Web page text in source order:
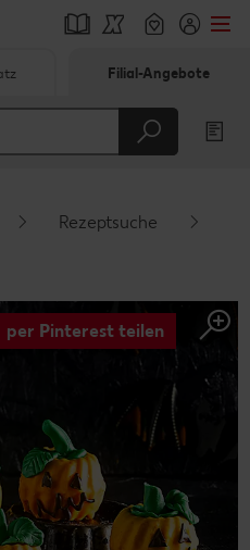
Filial-Angebote
Rezeptsuche
per Pinterest teilen